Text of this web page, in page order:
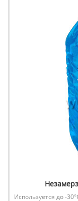
Используется до -